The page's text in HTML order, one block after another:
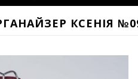
КСЕНІЯ